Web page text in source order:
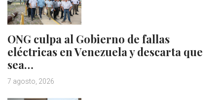
ONG culpa al Gobierno de fallas
eléctricas en Venezuela y descarta que
sea…
7 agosto, 2026